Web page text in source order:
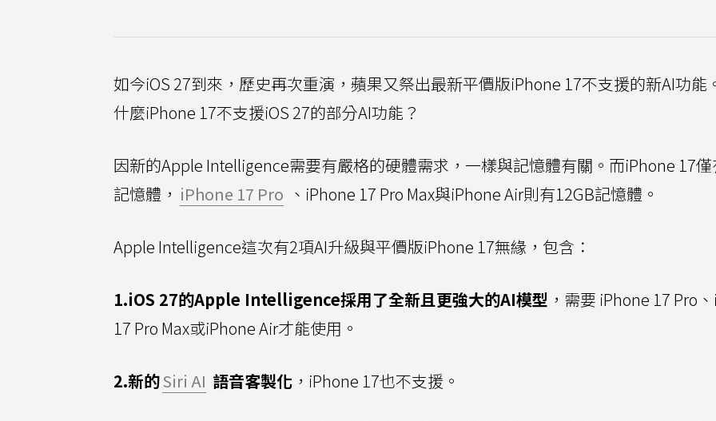
如今iOS 27到來，歷史再次重演，蘋果又祭出最新平價版iPhone 17不支援的新AI功能
什麼iPhone 17不支援iOS 27的部分AI功能？
因新的Apple Intelligence需要有嚴格的硬體需求，一樣與記憶體有關。而iPhone 17僅
記憶體， iPhone 17 Pro 、iPhone 17 Pro Max與iPhone Air則有12GB記憶體。
Apple Intelligence這次有2項AI升級與平價版iPhone 17無緣，包含：
1.iOS 27的Apple Intelligence採用了全新且更強大的AI模型 ，需要 iPhone 17 Pro
17 Pro Max或iPhone Air才能使用。
2.新的Siri AI 語音客製化 ，iPhone 17也不支援。